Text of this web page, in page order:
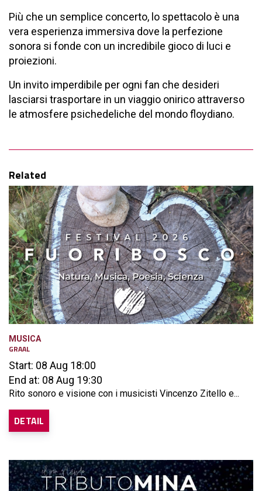
Più che un semplice concerto, lo spettacolo è una
vera esperienza immersiva dove la perfezione
sonora si fonde con un incredibile gioco di luci e
proiezioni.
Un invito imperdibile per ogni fan che desideri
lasciarsi trasportare in un viaggio onirico attraverso
le atmosfere psichedeliche del mondo floydiano.
Related
MUSICA
GRAAL
Start: 08 Aug 18:00
End at: 08 Aug 19:30
Rito sonoro e visione con i musicisti Vincenzo Zitello e...
DETAIL